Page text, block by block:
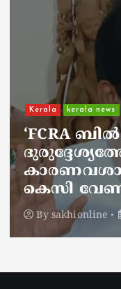
Kerala kerala
ജനകീയ
നഴ്സിന്
Bysakhionline